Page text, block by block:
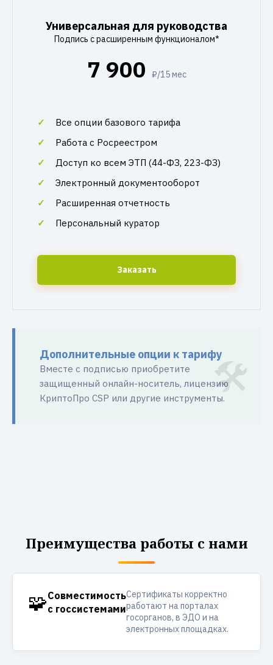
Универсальная для руководства
Подпись с расширенным функционалом*
7 900 ₽/15 мес
Все опции базового тарифа
Работа с Росреестром
Доступ ко всем ЭТП (44-ФЗ, 223-ФЗ)
Электронный документооборот
Расширенная отчетность
Персональный куратор
Заказать
Дополнительные опции к тарифу
Вместе с подписью приобретите
защищенный онлайн-носитель, лицензию
КриптоПро CSP или другие инструменты.
Преимущества работы с нами
🧩Совместимость
с госсистемами
Сертификаты корректно
работают на порталах
госорганов, в ЭДО и на
электронных площадках.